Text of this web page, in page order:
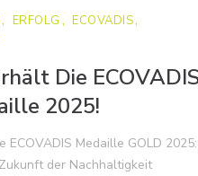
ERFOLG
ECOVADIS
Die
2025!
ECOVADIS Medaille GOLD 2025:
der Nachhaltigkeit